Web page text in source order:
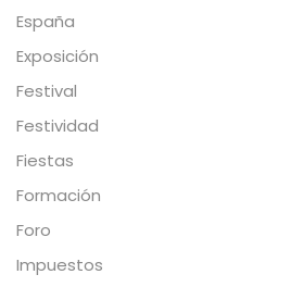
España
Exposición
Festival
Festividad
Fiestas
Formación
Foro
Impuestos